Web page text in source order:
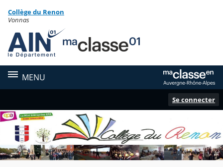
Contenu
Collège du Renon
Vonnas
MENU
Se connecter